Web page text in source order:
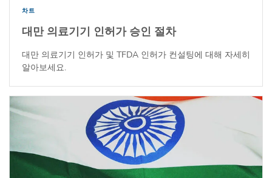
차트
대만 의료기기 인허가 승인 절차
대만 의료기기 인허가 및 TFDA 인허가 컨설팅에 대해 자세히
알아보세요.